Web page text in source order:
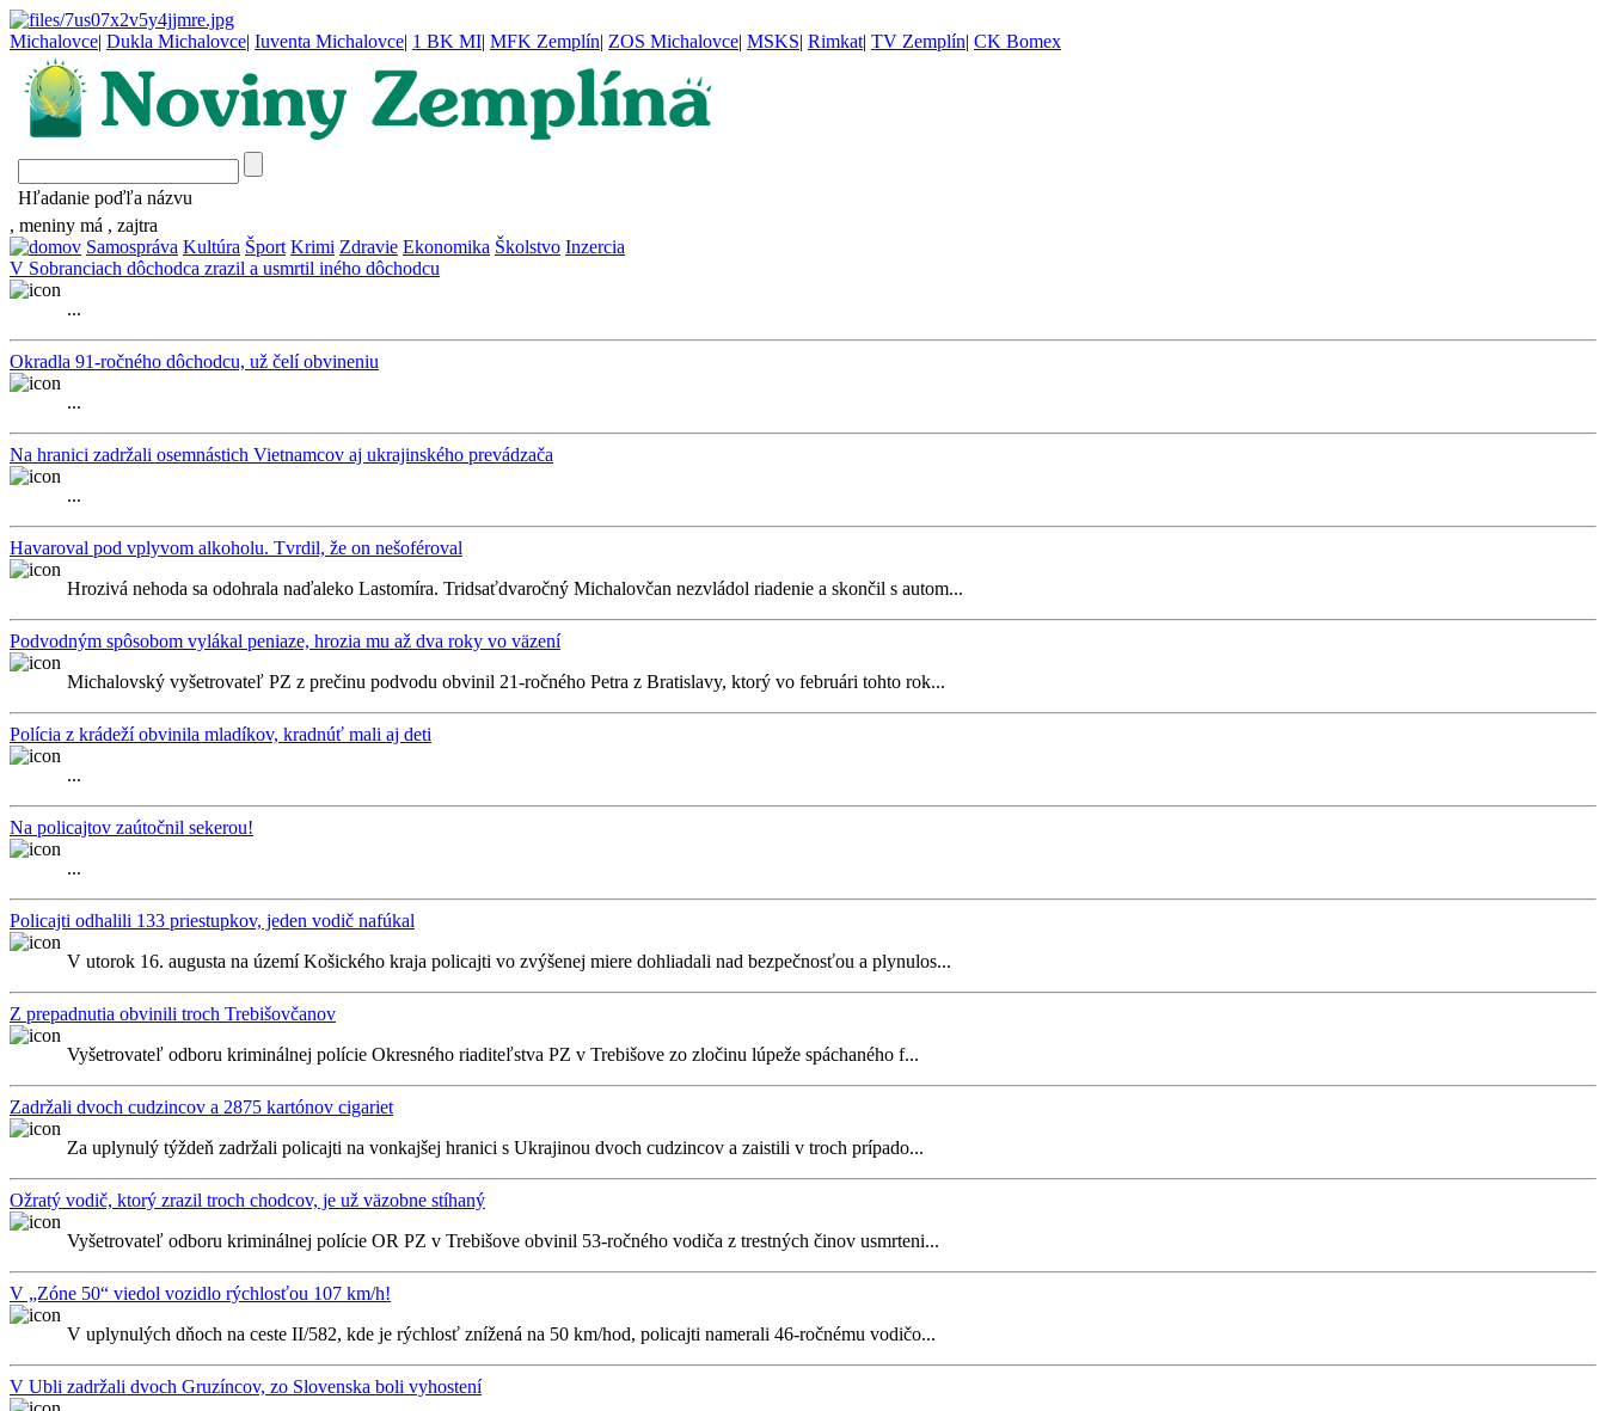
Michalovce| Dukla Michalovce| Iuventa Michalovce| 1 BK MI| MFK Zemplín| ZOS Michalovce| MSKS| Rimkat| TV Zemplín| CK Bomex
Hľadanie poďľa názvu
, meniny má , zajtra
Samospráva Kultúra Šport Krimi Zdravie Ekonomika Školstvo Inzercia
V Sobranciach dôchodca zrazil a usmrtil iného dôchodcu
...
Okradla 91-ročného dôchodcu, už čelí obvineniu
...
Na hranici zadržali osemnástich Vietnamcov aj ukrajinského prevádzača
...
Havaroval pod vplyvom alkoholu. Tvrdil, že on nešoféroval
Hrozivá nehoda sa odohrala naďaleko Lastomíra. Tridsaťdvaročný Michalovčan nezvládol riadenie a skončil s autom...
Podvodným spôsobom vylákal peniaze, hrozia mu až dva roky vo väzení
Michalovský vyšetrovateľ PZ z prečinu podvodu obvinil 21-ročného Petra z Bratislavy, ktorý vo februári tohto rok...
Polícia z krádeží obvinila mladíkov, kradnúť mali aj deti
...
Na policajtov zaútočnil sekerou!
...
Policajti odhalili 133 priestupkov, jeden vodič nafúkal
V utorok 16. augusta na území Košického kraja policajti vo zvýšenej miere dohliadali nad bezpečnosťou a plynulos...
Z prepadnutia obvinili troch Trebišovčanov
Vyšetrovateľ odboru kriminálnej polície Okresného riaditeľstva PZ v Trebišove zo zločinu lúpeže spáchaného f...
Zadržali dvoch cudzincov a 2875 kartónov cigariet
Za uplynulý týždeň zadržali policajti na vonkajšej hranici s Ukrajinou dvoch cudzincov a zaistili v troch prípado...
Ožratý vodič, ktorý zrazil troch chodcov, je už väzobne stíhaný
Vyšetrovateľ odboru kriminálnej polície OR PZ v Trebišove obvinil 53-ročného vodiča z trestných činov usmrteni...
V „Zóne 50“ viedol vozidlo rýchlosťou 107 km/h!
V uplynulých dňoch na ceste II/582, kde je rýchlosť znížená na 50 km/hod, policajti namerali 46-ročnému vodičo...
V Ubli zadržali dvoch Gruzíncov, zo Slovenska boli vyhostení